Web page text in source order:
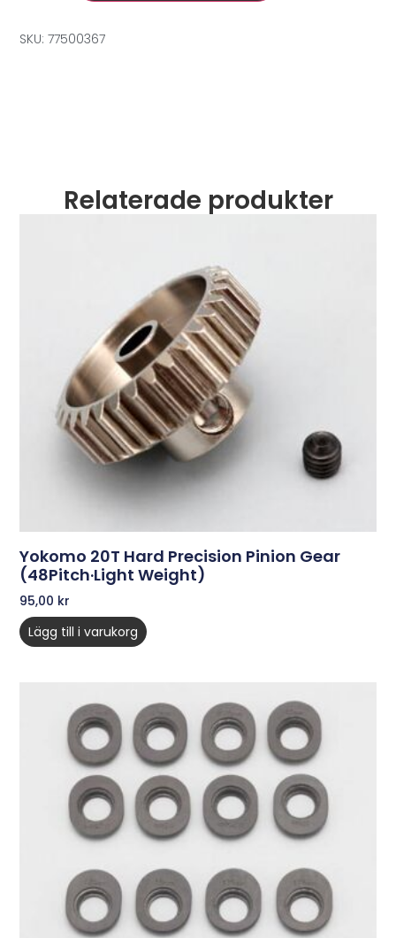
SKU: 77500367
Relaterade produkter
Yokomo 20T Hard Precision Pinion Gear
(48Pitch·Light Weight)
95,00 kr
Lägg till i varukorg